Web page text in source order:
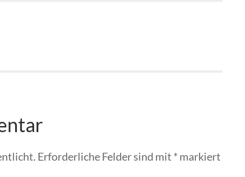
Erforderliche Felder sind mit * markiert